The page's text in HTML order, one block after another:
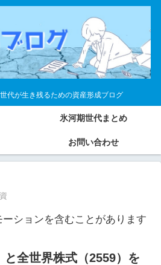
代が生き残るための資産形成ブログ
氷河期世代まとめ
お問い合わせ
ションを含むことがあります
と全世界株式（2559）を